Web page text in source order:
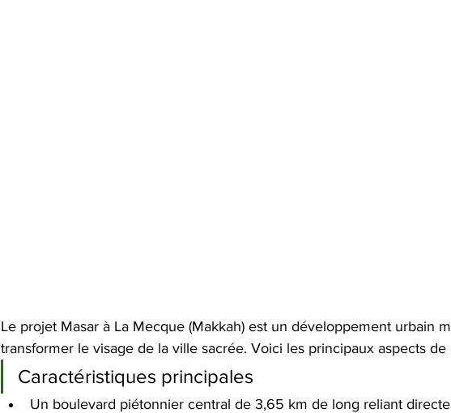
Le projet Masar à La Mecque (Makkah) est un développement urbain
transformer le visage de la ville sacrée. Voici les principaux aspects
Caractéristiques principales
Un boulevard piétonnier central de 3,65 km de long reliant